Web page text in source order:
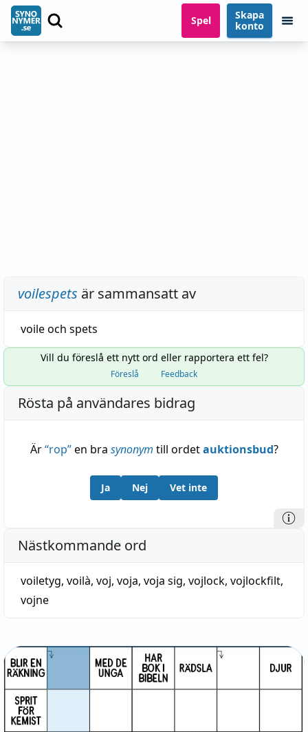
Spel
Skapa
konto
voilespets är sammansatt av
voileoch spets
Vill du föreslå ett nytt ord eller rapportera ett fel?
Föreslå Feedback
Rösta på användares bidrag
Är“rop”en bra synonym till ordetauktionsbud?
Ja Nej Vet inte
Nästkommande ord
voiletyg, voilà, voj, voja, voja sig, vojlock, vojlockfilt,
vojne